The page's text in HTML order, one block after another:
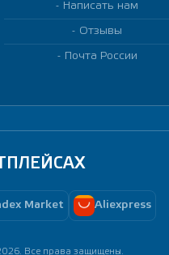
Написать нам
Отзывы
Почта России
Market Aliexpress
Все права защищены.